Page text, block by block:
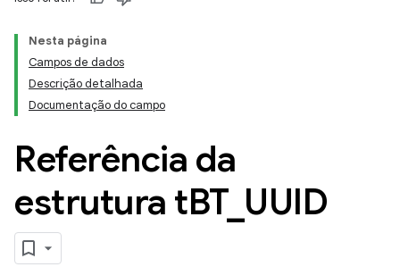
Nesta página
Campos de dados
Descrição detalhada
Documentação do campo
Referência da
estrutura tBT_ UUID